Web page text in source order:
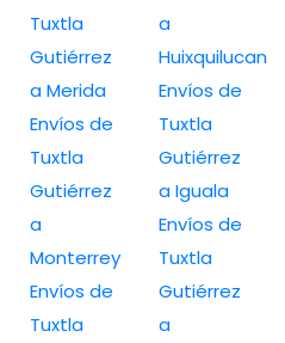
Tuxtla
Gutiérrez
a Merida
Envíos de
Tuxtla
Gutiérrez
a
Monterrey
Envíos de
Tuxtla
a
Huixquilucan
Envíos de
Tuxtla
Gutiérrez
a Iguala
Envíos de
Tuxtla
Gutiérrez
a